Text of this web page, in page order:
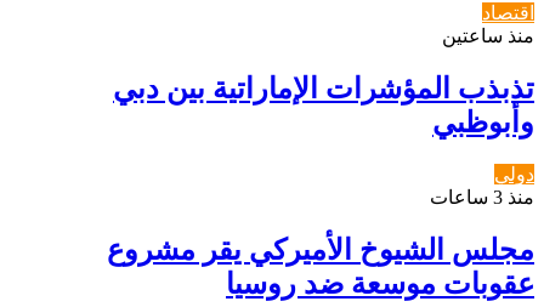
اقتصاد
منذ ساعتين
تذبذب المؤشرات الإماراتية بين دبي
وأبوظبي
دولي
منذ 3 ساعات
مجلس الشيوخ الأميركي يقر مشروع
عقوبات موسعة ضد روسيا